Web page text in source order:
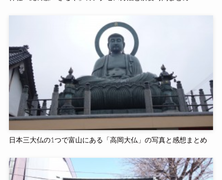
日本三大仏の1つで富山にある「高岡大仏」の写真と感想まとめ